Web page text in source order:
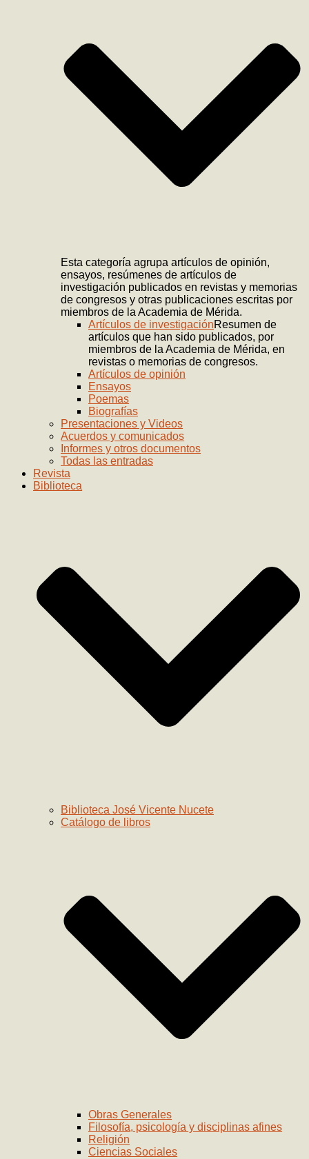
Esta categoría agrupa artículos de opinión,
ensayos, resúmenes de artículos de
investigación publicados en revistas y memorias
de congresos y otras publicaciones escritas por
miembros de la Academia de Mérida.
Artículos de investigaciónResumen de
artículos que han sido publicados, por
miembros de la Academia de Mérida, en
revistas o memorias de congresos.
Artículos de opinión
Ensayos
Poemas
Biografías
Presentaciones y Videos
Acuerdos y comunicados
Informes y otros documentos
Todas las entradas
Revista
Biblioteca
Biblioteca José Vicente Nucete
Catálogo de libros
Obras Generales
Filosofía, psicología y disciplinas afines
Religión
Ciencias Sociales